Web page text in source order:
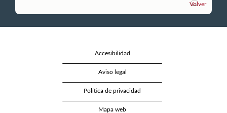
Volver
Accesibilidad
Aviso legal
Política de privacidad
Mapa web